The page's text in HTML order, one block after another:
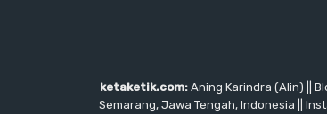
ketaketik.com: Aning Karindra (Alin) ||
Semarang, Jawa Tengah, Indonesia ||